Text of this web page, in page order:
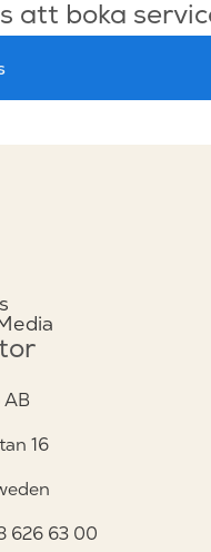
att boka
AB
16
626 63 00